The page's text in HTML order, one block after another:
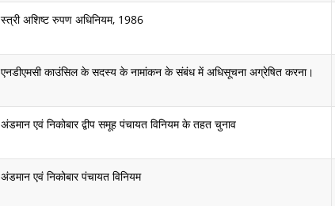
स्त्री अशिष्ट रुपण अधिनियम, 1986
एनडीएमसी काउंसिल के सदस्य के नामांकन के संबंध में अधिसूचना अग्रेषित करना।
अंडमान एवं निकोबार द्वीप समूह पंचायत विनियम के तहत चुनाव
अंडमान एवं निकोबार पंचायत विनियम